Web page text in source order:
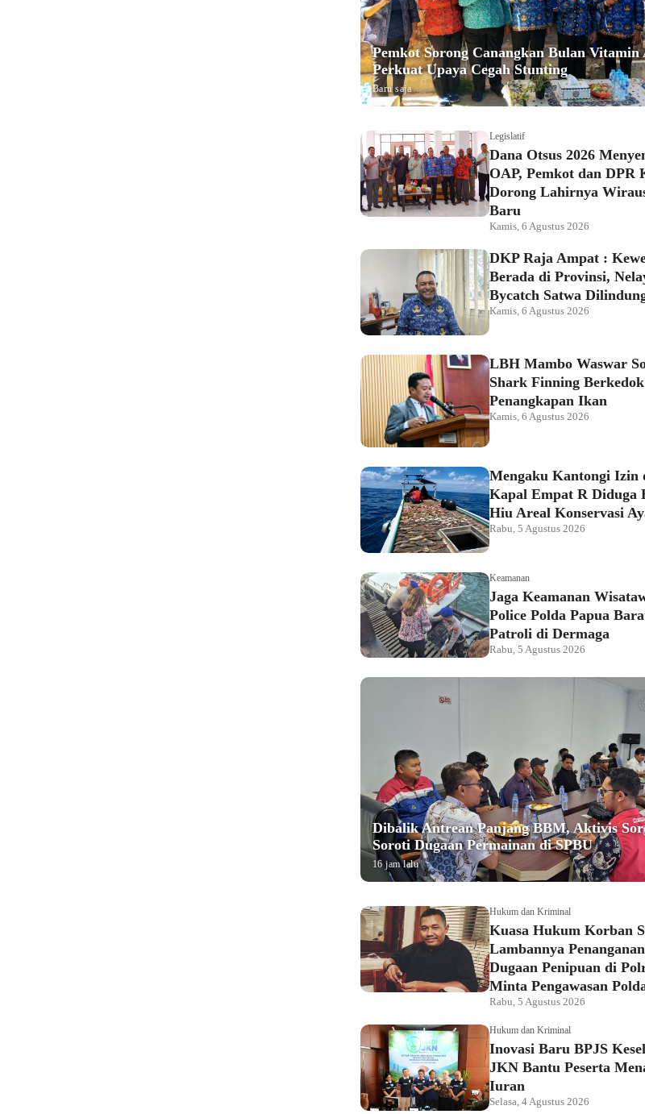
Pemkot Sorong Canangkan Bulan Vitamin
Perkuat Upaya Cegah Stunting
Baru saja
Legislatif
Dana Otsus 2026
OAP, Pemkot dan DPR
Dorong Lahirnya
Baru
Kamis, 6 Agustus 2026
DKP Raja Ampat :
Berada di Provinsi,
Bycatch Satwa
Kamis, 6 Agustus 2026
LBH Mambo Waswar
Shark Finning
Penangkapan Ikan
Kamis, 6 Agustus 2026
Mengaku Kantongi Izin
Kapal Empat R Diduga
Hiu Areal Konservasi
Rabu, 5 Agustus 2026
Keamanan
Jaga Keamanan
Police Polda Papua
Patroli di Dermaga
Rabu, 5 Agustus 2026
Dibalik Antrean Panjang BBM, Aktivis
Soroti Dugaan Permainan di SPBU
16 jam lalu
Hukum dan Kriminal
Kuasa Hukum Korban
Lambannya
Dugaan Penipuan di
Minta Pengawasan
Rabu, 5 Agustus 2026
Hukum dan Kriminal
Inovasi Baru BPJS
JKN Bantu Peserta
Iuran
Selasa, 4 Agustus 2026